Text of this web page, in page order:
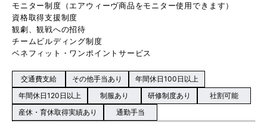
モニター制度（エアウィーヴ商品をモニター使用できます）
資格取得支援制度
観劇、観戦への招待
チームビルディング制度
ベネフィット・ワンポイントサービス
交通費支給 その他手当あり
年間休日100日以上
年間休日120日以上
制服あり 研修制度あり
社割可能
産休・育休取得実績あり
通勤手当